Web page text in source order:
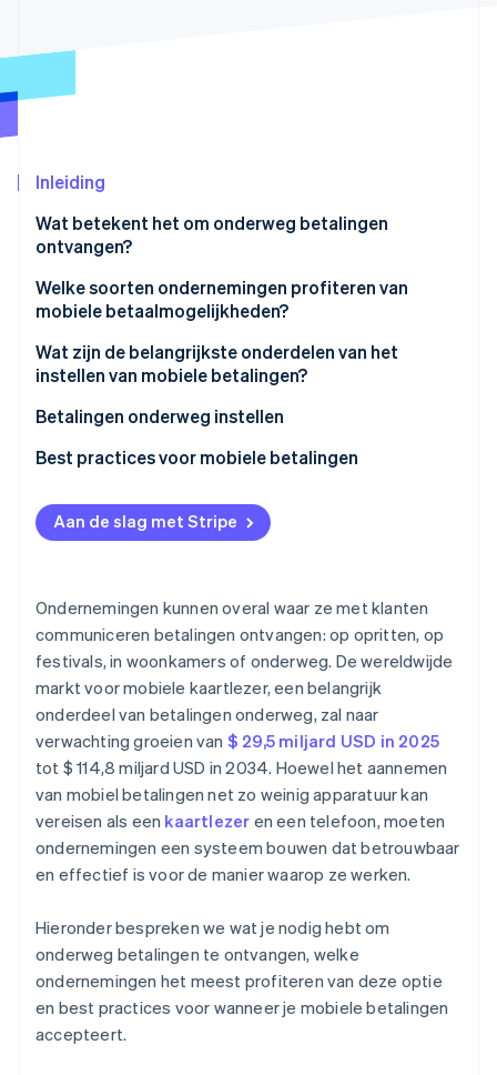
Climate
Ontdek hoe Stripe de economische
Nu bekijken
Inleiding
Wat betekent het om onderweg betalingen
ontvangen?
Fysieke betalingen
Betalingen op afstand, in realtime
Welke soorten ondernemingen profiteren van
mobiele betaalmogelijkheden?
Foodtrucks en mobiele verkopers
Aannemers en serviceprofessionals
Trainers, docenten en consultants
Pop-ups, markten en verkoop op basis van
woonachtige evenementen
Enterprise-veldteams
Wat zijn de belangrijkste onderdelen van het
instellen van mobiele betalingen?
Hardware
Software
Connectiviteit
Backend-tools
Betalingen onderweg instellen
Kies je platform en hardware
Stel je apparaat in
Voer een volledige test uit
Ga live en monitor
Best practices voor mobiele betalingen
Beveiliging van betalingen
Connectiviteit en kracht
Klantervaring
Aan de slag met Stripe
Ondernemingen kunnen overal waar ze met klanten
communiceren betalingen ontvangen: op opritten, op
festivals, in woonkamers of onderweg. De wereldwijde
markt voor mobiele kaartlezer, een belangrijk
onderdeel van betalingen onderweg, zal naar
verwachting groeien van $ 29,5 miljard USD in 2025
tot $ 114,8 miljard USD in 2034. Hoewel het aannemen
van mobiel betalingen net zo weinig apparatuur kan
vereisen als een kaartlezer en een telefoon, moeten
ondernemingen een systeem bouwen dat betrouwbaar
en effectief is voor de manier waarop ze werken.
Hieronder bespreken we wat je nodig hebt om
onderweg betalingen te ontvangen, welke
ondernemingen het meest profiteren van deze optie
en best practices voor wanneer je mobiele betalingen
accepteert.